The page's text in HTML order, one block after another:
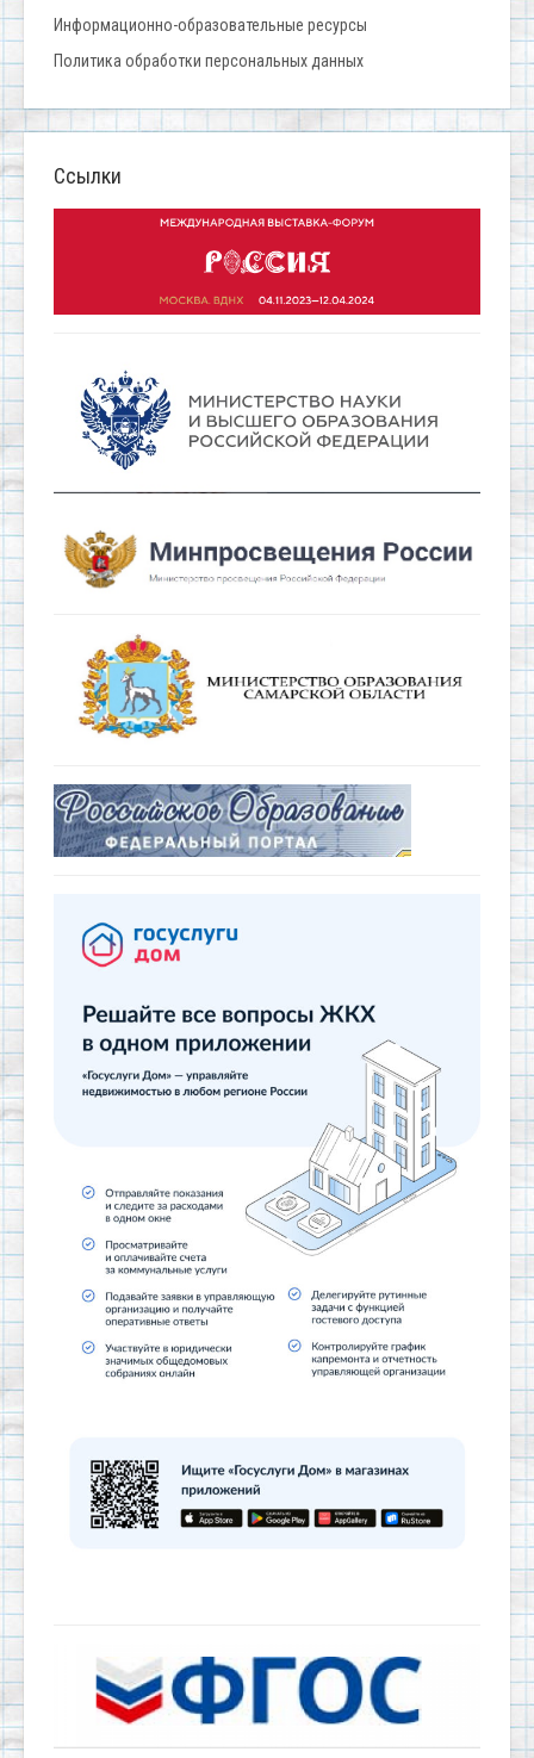
Информационно-образовательные ресурсы
Политика обработки персональных данных
Ссылки